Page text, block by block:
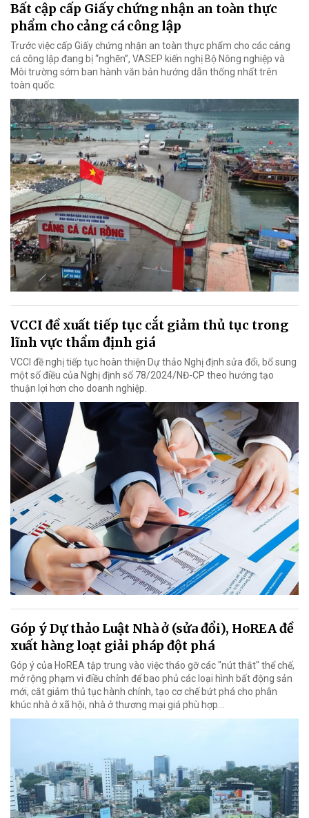
Bất cập cấp Giấy chứng nhận an toàn thực
phẩm cho cảng cá công lập
Trước việc cấp Giấy chứng nhận an toàn thực phẩm cho các cảng
cá công lập đang bị “nghẽn”, VASEP kiến nghị Bộ Nông nghiệp và
Môi trường sớm ban hành văn bản hướng dẫn thống nhất trên
toàn quốc.
VCCI đề xuất tiếp tục cắt giảm thủ tục trong
lĩnh vực thẩm định giá
VCCI đề nghị tiếp tục hoàn thiện Dự thảo Nghị định sửa đổi, bổ sung
một số điều của Nghị định số 78/2024/NĐ-CP theo hướng tạo
thuận lợi hơn cho doanh nghiệp.
Góp ý Dự thảo Luật Nhà ở (sửa đổi), HoREA đề
xuất hàng loạt giải pháp đột phá
Góp ý của HoREA tập trung vào việc tháo gỡ các "nút thắt" thể chế,
mở rộng phạm vi điều chỉnh để bao phủ các loại hình bất động sản
mới, cắt giảm thủ tục hành chính, tạo cơ chế bứt phá cho phân
khúc nhà ở xã hội, nhà ở thương mại giá phù hợp...